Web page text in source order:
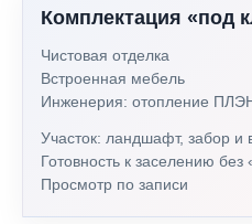
Комплектация «под
Чистовая отделка
Встроенная мебель
Инженерия: отопление
Участок: ландшафт, забор и
Готовность к заселению без
Просмотр по записи